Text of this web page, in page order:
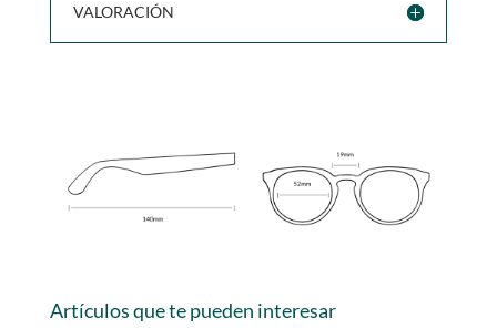
VALORACIÓN
Artículos que te pueden interesar